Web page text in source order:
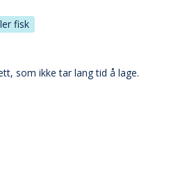
fisk
som ikke tar lang tid å lage.